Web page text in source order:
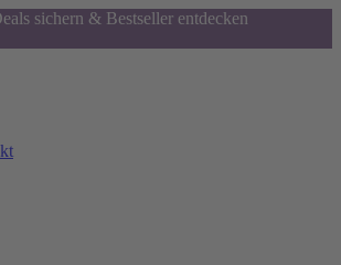
sichern & Bestseller entdecken